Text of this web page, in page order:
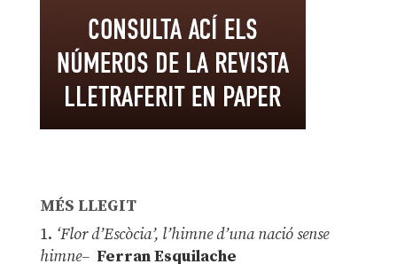
MÉS LLEGIT
1. ‘Flor d’Escòcia’, l’himne d’una nació sense
himne– Ferran Esquilache